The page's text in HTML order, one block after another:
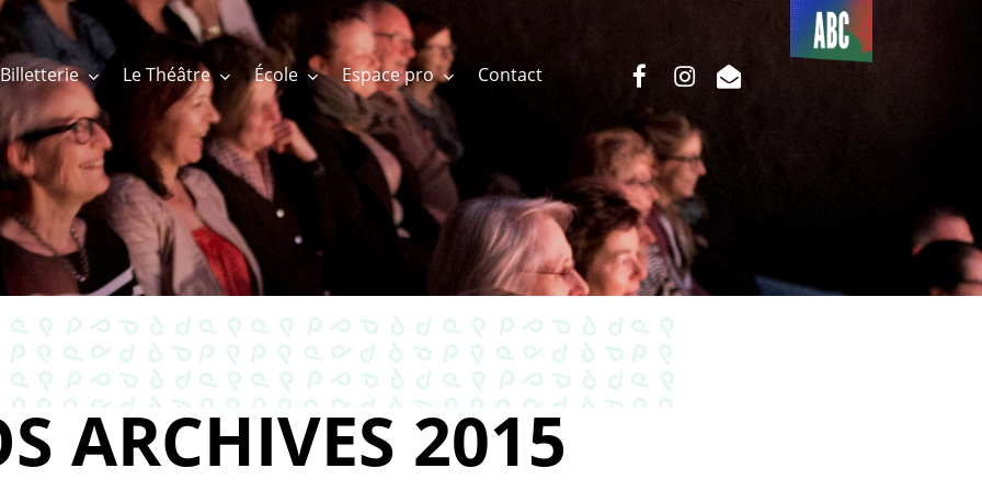
Billetterie Le Théâtre École Espace pro Contact
Du côté
de l’ABC
facebookinstagram
email
ARCHIVES 2015